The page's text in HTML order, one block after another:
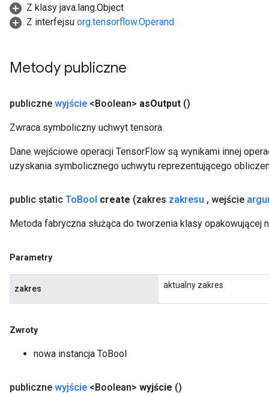
Z klasy java.lang.Object
Z interfejsu org.tensorflow.Operand
Metody publiczne
publiczne wyjście <Boolean> asOutput ()
Zwraca symboliczny uchwyt tensora.
Dane wejściowe operacji TensorFlow są wynikami innej
uzyskania symbolicznego uchwytu reprezentującego
public static ToBool create (zakres zakresu , wejście
Metoda fabryczna służąca do tworzenia klasy opakowującej
Parametry
zakres aktualny zakres
Zwroty
nowa instancja ToBool
publiczne wyjście <Boolean> wyjście ()